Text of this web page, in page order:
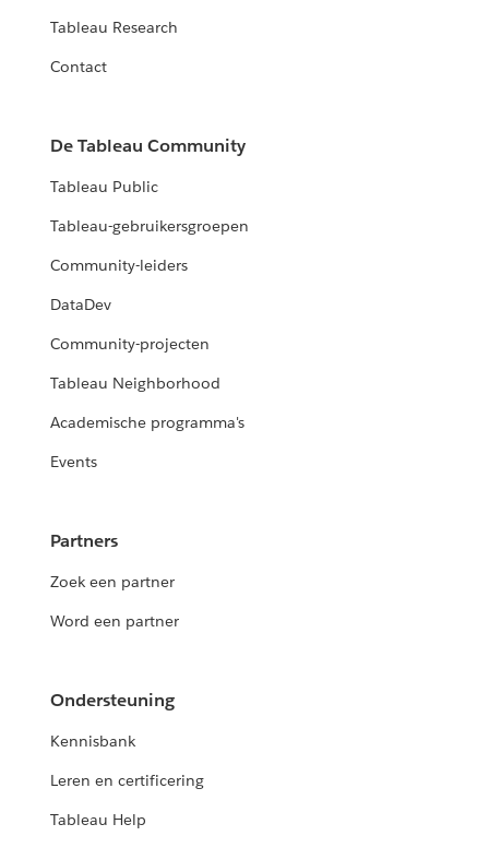
Tableau Research
Contact
De Tableau Community
Tableau Public
Tableau-gebruikersgroepen
Community-leiders
DataDev
Community-projecten
Tableau Neighborhood
Academische programma's
Events
Partners
Zoek een partner
Word een partner
Ondersteuning
Kennisbank
Leren en certificering
Tableau Help